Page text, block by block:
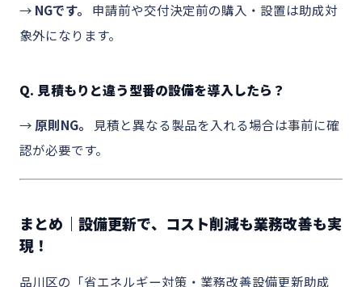
→ NGです。
申請前や交付決定前の購入・設置は助成対
象外になります。
Q. 見積もりと違う型番の設備を導入したら？
→ 原則NG。
見積と異なる製品を入れる場合は事前に確
認が必要です。
まとめ｜設備更新で、コスト削減も業務改善も実
現！
品川区の「省エネルギー対策・業務改善設備更新助成